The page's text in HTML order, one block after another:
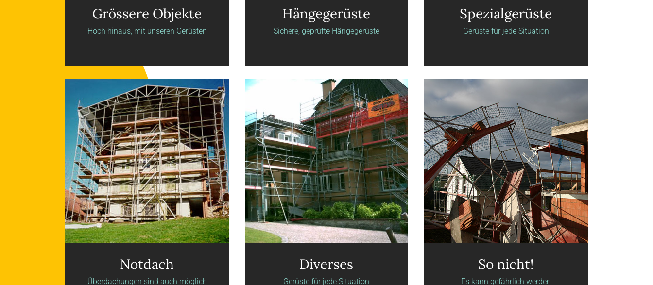
Grössere Objekte
Hoch hinaus, mit unseren Gerüsten
Hängegerüste
Sichere, geprüfte Hängegerüste
Spezialgerüste
Gerüste für jede Situation
Notdach
Überdachungen sind auch möglich
Diverses
Gerüste für jede Situation
So nicht!
Es kann gefährlich werden